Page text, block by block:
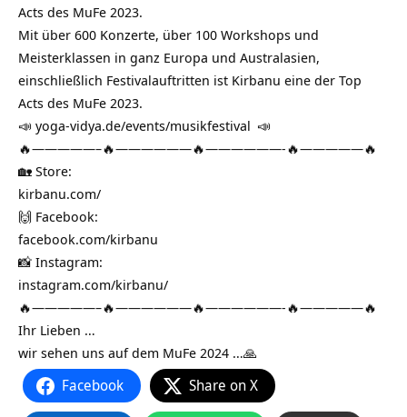
Acts des MuFe 2023.
Mit über 600 Konzerte, über 100 Workshops und
Meisterklassen in ganz Europa und Australasien,
einschließlich Festivalauftritten ist Kirbanu eine der Top
Acts des MuFe 2023.
📣 yoga-vidya.de/events/musikfestival 📣
🔥—————–🔥——————🔥——————-🔥—————🔥
🏡 Store:
kirbanu.com/
🙌 Facebook:
facebook.com/kirbanu
📸 Instagram:
instagram.com/kirbanu/
🔥—————–🔥——————🔥——————-🔥—————🔥
Ihr Lieben …
wir sehen uns auf dem MuFe 2024 …🙏
Facebook Share on X